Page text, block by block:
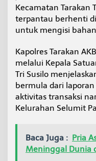
r
S
a
D
i
t
a
g
k
P
o
Kecamatan Tarakan
terpantau berhenti
untuk mengisi
Kapolres Tarakan
melalui Kepala
Tri Susilo
bermula dari
aktivitas transaksi
Kelurahan Selumit
Baca Juga : Pria
Meninggal Dunia